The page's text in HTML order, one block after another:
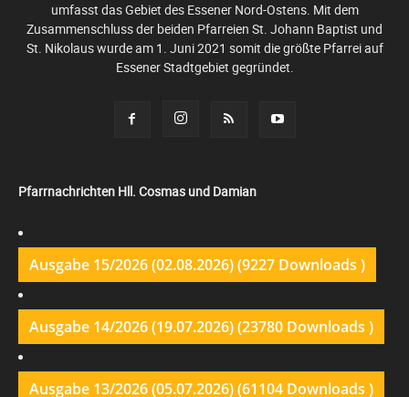
umfasst das Gebiet des Essener Nord-Ostens. Mit dem
Zusammenschluss der beiden Pfarreien St. Johann Baptist und
St. Nikolaus wurde am 1. Juni 2021 somit die größte Pfarrei auf
Essener Stadtgebiet gegründet.
Pfarrnachrichten Hll. Cosmas und Damian
Ausgabe 15/2026 (02.08.2026) (9227 Downloads )
Ausgabe 14/2026 (19.07.2026) (23780 Downloads )
Ausgabe 13/2026 (05.07.2026) (61104 Downloads )